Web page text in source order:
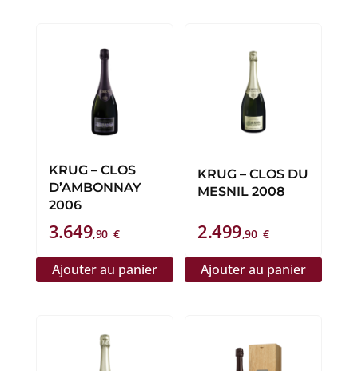
KRUG – CLOS
D’AMBONNAY
2006
3.649,90 €
Ajouter au panier
KRUG – CLOS DU
MESNIL 2008
2.499,90 €
Ajouter au panier